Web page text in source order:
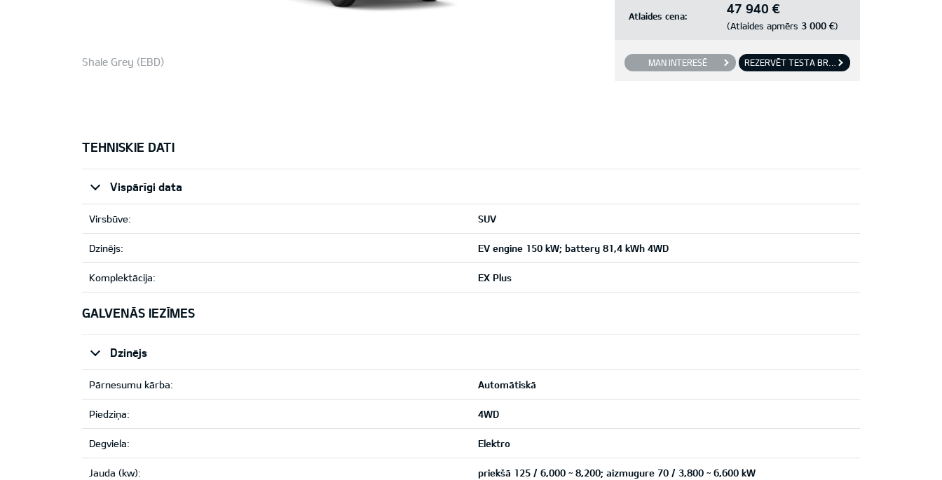
Shale Grey (EBD)
Atlaides cena: 47 940 €
(Atlaides apmērs 3 000 €)
MAN INTERESĒ REZERVĒT TESTA BRAUCIENU
TEHNISKIE DATI
Vispārīgi data
Virsbūve: SUV
Dzinējs: EV engine 150 kW; battery 81,4 kWh 4WD
Komplektācija: EX Plus
GALVENĀS IEZĪMES
Dzinējs
Pārnesumu kārba: Automātiskā
Piedziņa: 4WD
Degviela: Elektro
Jauda (kw): priekšā 125 / 6,000 ~ 8,200; aizmugure 70 / 3,800 ~ 6,600 kW